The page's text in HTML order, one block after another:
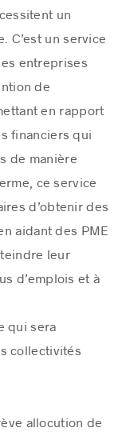
un
C’est un service
entreprises
de
en rapport
financiers qui
de manière
ce service
d’obtenir des
aidant des PME
leur
d’emplois et à
qui sera
collectivités
allocution de